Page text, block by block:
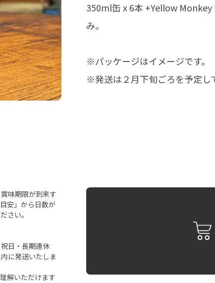
味期限が到来す
安」から日数が
さい。
日・長期連休
に発送いたしま
解いただけます
350ml缶 x 6本 +Yellow
み。
※パッケージはイメージです。
※発送は２月下旬ごろを予定し